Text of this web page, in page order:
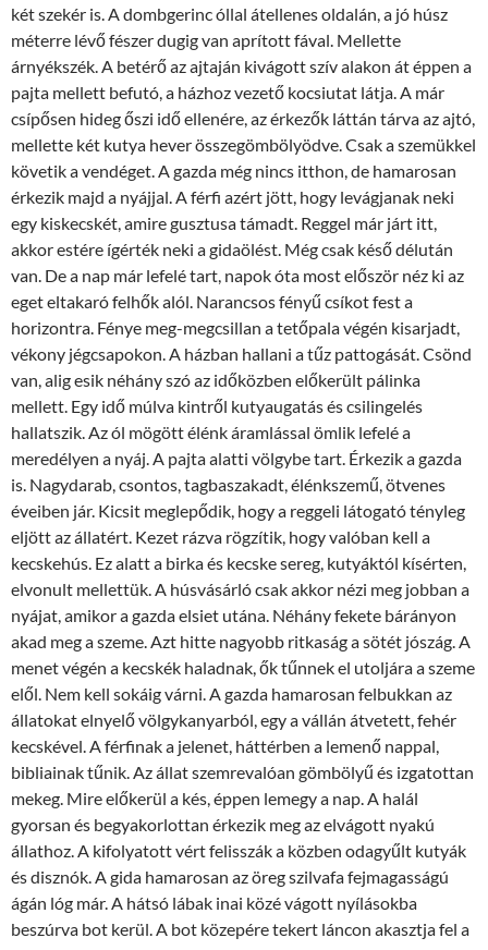
két szekér is. A dombgerinc óllal átellenes oldalán, a jó húsz
méterre lévő fészer dugig van aprított fával. Mellette
árnyékszék. A betérő az ajtaján kivágott szív alakon át éppen a
pajta mellett befutó, a házhoz vezető kocsiutat látja. A már
csípősen hideg őszi idő ellenére, az érkezők láttán tárva az ajtó,
mellette két kutya hever összegömbölyödve. Csak a szemükkel
követik a vendéget. A gazda még nincs itthon, de hamarosan
érkezik majd a nyájjal. A férfi azért jött, hogy levágjanak neki
egy kiskecskét, amire gusztusa támadt. Reggel már járt itt,
akkor estére ígérték neki a gidaölést. Még csak késő délután
van. De a nap már lefelé tart, napok óta most először néz ki az
eget eltakaró felhők alól. Narancsos fényű csíkot fest a
horizontra. Fénye meg-megcsillan a tetőpala végén kisarjadt,
vékony jégcsapokon. A házban hallani a tűz pattogását. Csönd
van, alig esik néhány szó az időközben előkerült pálinka
mellett. Egy idő múlva kintről kutyaugatás és csilingelés
hallatszik. Az ól mögött élénk áramlással ömlik lefelé a
meredélyen a nyáj. A pajta alatti völgybe tart. Érkezik a gazda
is. Nagydarab, csontos, tagbaszakadt, élénkszemű, ötvenes
éveiben jár. Kicsit meglepődik, hogy a reggeli látogató tényleg
eljött az állatért. Kezet rázva rögzítik, hogy valóban kell a
kecskehús. Ez alatt a birka és kecske sereg, kutyáktól kísérten,
elvonult mellettük. A húsvásárló csak akkor nézi meg jobban a
nyájat, amikor a gazda elsiet utána. Néhány fekete bárányon
akad meg a szeme. Azt hitte nagyobb ritkaság a sötét jószág. A
menet végén a kecskék haladnak, ők tűnnek el utoljára a szeme
elől. Nem kell sokáig várni. A gazda hamarosan felbukkan az
állatokat elnyelő völgykanyarból, egy a vállán átvetett, fehér
kecskével. A férfinak a jelenet, háttérben a lemenő nappal,
bibliainak tűnik. Az állat szemrevalóan gömbölyű és izgatottan
mekeg. Mire előkerül a kés, éppen lemegy a nap. A halál
gyorsan és begyakorlottan érkezik meg az elvágott nyakú
állathoz. A kifolyatott vért felisszák a közben odagyűlt kutyák
és disznók. A gida hamarosan az öreg szilvafa fejmagasságú
ágán lóg már. A hátsó lábak inai közé vágott nyílásokba
beszúrva bot kerül. A bot közepére tekert láncon akasztja fel a